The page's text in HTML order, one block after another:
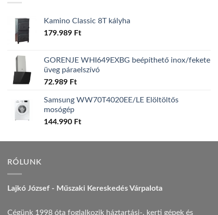
Kamino Classic 8T kályha
179.989 Ft
GORENJE WHI649EXBG beépíthető inox/fekete
üveg páraelszívó
72.989 Ft
Samsung WW70T4020EE/LE Elöltöltős
mosógép
144.990 Ft
RÓLUNK
Lajkó József - Műszaki Kereskedés Várpalota
Cégünk 1998 óta foglalkozik háztartási-, kerti gépek és